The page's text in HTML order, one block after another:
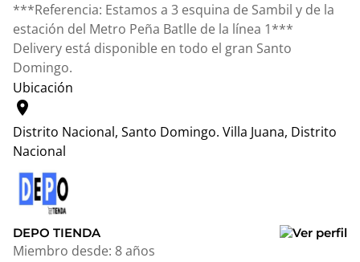
***Referencia: Estamos a 3 esquina de Sambil y de la
estación del Metro Peña Batlle de la línea 1***
Delivery está disponible en todo el gran Santo
Domingo.
Ubicación
location_on
Distrito Nacional, Santo Domingo. Villa Juana, Distrito
Nacional
+
−
DEPO TIENDA
Miembro desde: 8 años